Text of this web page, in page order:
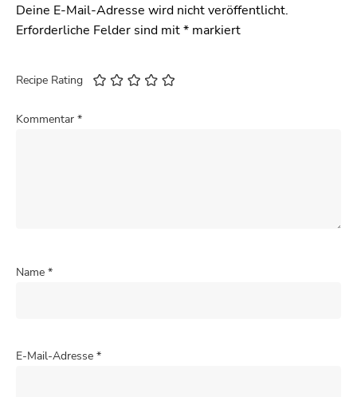
Deine E-Mail-Adresse wird nicht veröffentlicht.
Erforderliche Felder sind mit* markiert
Recipe Rating
Kommentar *
Name *
E-Mail-Adresse *